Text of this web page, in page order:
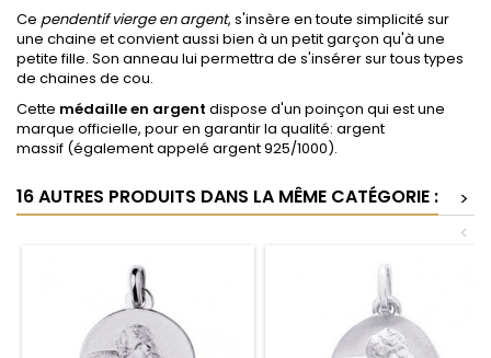
Ce pendentif vierge en argent, s'insère en toute simplicité sur
une chaine et convient aussi bien à un petit garçon qu'à une
petite fille. Son anneau lui permettra de s'insérer sur tous types
de chaines de cou.
Cette médaille en argent dispose d'un poinçon qui est une
marque officielle, pour en garantir la qualité: argent
massif (également appelé argent 925/1000).
16 AUTRES PRODUITS DANS LA MÊME CATÉGORIE :
>
<